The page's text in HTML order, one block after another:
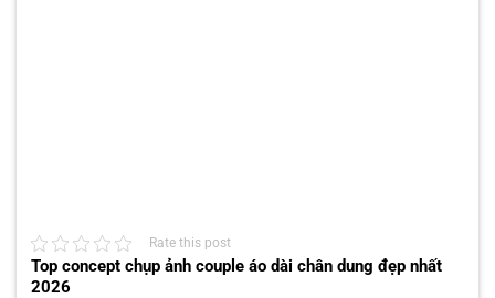
Rate this post
Top concept chụp ảnh couple áo dài chân dung đẹp nhất
2026